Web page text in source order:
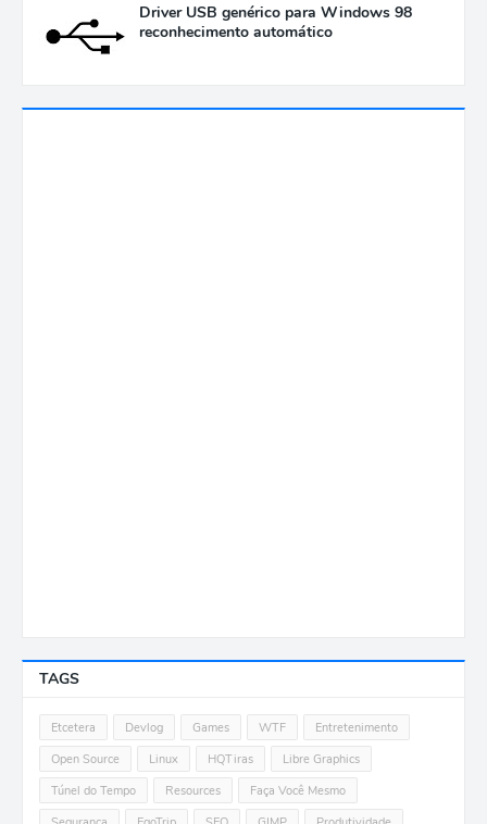
Driver USB genérico para Windows 98
reconhecimento automático
TAGS
Etcetera Devlog Games WTF
Entretenimento
Open Source
Linux HQTiras
Libre Graphics
Túnel do Tempo
Resources
Faça Você Mesmo